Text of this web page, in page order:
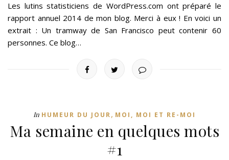
Les lutins statisticiens de WordPress.com ont préparé le
rapport annuel 2014 de mon blog. Merci à eux ! En voici un
extrait : Un tramway de San Francisco peut contenir 60
personnes. Ce blog…
In HUMEUR DU JOUR, MOI, MOI ET RE-MOI
Ma semaine en quelques mots
#1